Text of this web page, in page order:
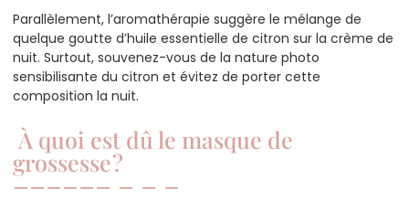
Parallèlement, l’aromathérapie suggère le mélange de
quelque goutte d’huile essentielle de citron sur la crème de
nuit. Surtout, souvenez-vous de la nature photo
sensibilisante du citron et évitez de porter cette
composition la nuit.
À quoi est dû le masque de
grossesse ?